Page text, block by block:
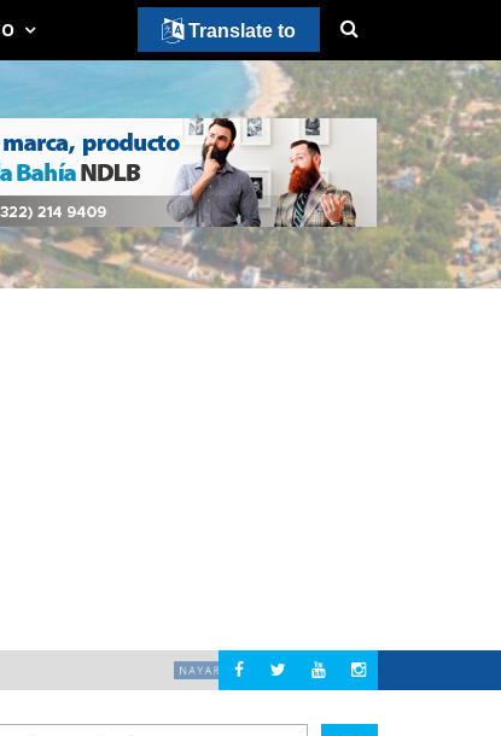
NÓMINAS NACIONAL DETIENEN AL
Translate to